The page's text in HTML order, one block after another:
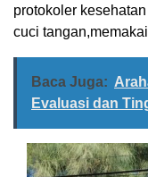
protokoler
cuci
Baca Juga:
Evaluasi dan